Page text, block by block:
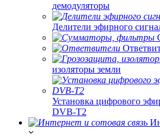
демодуляторы
Делители эфирного
изоляторы земли
Установка цифрового
DVB-T2